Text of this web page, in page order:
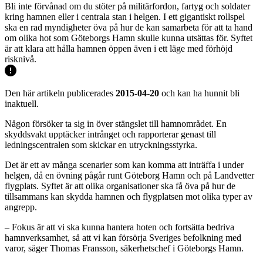
Bli inte förvånad om du stöter på militärfordon, fartyg och soldater
kring hamnen eller i centrala stan i helgen. I ett gigantiskt rollspel
ska en rad myndigheter öva på hur de kan samarbeta för att ta hand
om olika hot som Göteborgs Hamn skulle kunna utsättas för. Syftet
är att klara att hålla hamnen öppen även i ett läge med förhöjd
risknivå.
Den här artikeln publicerades 2015-04-20 och kan ha hunnit bli
inaktuell.
Någon försöker ta sig in över stängslet till hamnområdet. En
skyddsvakt upptäcker intrånget och rapporterar genast till
ledningscentralen som skickar en utryckningsstyrka.
Det är ett av många scenarier som kan komma att inträffa i under
helgen, då en övning pågår runt Göteborg Hamn och på Landvetter
flygplats. Syftet är att olika organisationer ska få öva på hur de
tillsammans kan skydda hamnen och flygplatsen mot olika typer av
angrepp.
– Fokus är att vi ska kunna hantera hoten och fortsätta bedriva
hamnverksamhet, så att vi kan försörja Sveriges befolkning med
varor, säger Thomas Fransson, säkerhetschef i Göteborgs Hamn.